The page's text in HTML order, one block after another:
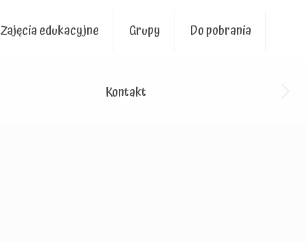
Zajęcia edukacyjne Grupy Do pobrania
Kontakt